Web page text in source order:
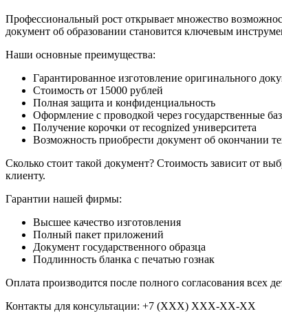
Профессиональный рост открывает множество
документ об образовании становится ключевым
Наши основные преимущества:
Гарантированное изготовление оригинального
Стоимость от 15000 рублей
Полная защита и конфиденциальность
Оформление с проводкой через государственные
Получение корочки от recognized университета
Возможность приобрести документ об окончании
Сколько стоит такой документ? Стоимость зависит от
клиенту.
Гарантии нашей фирмы:
Высшее качество изготовления
Полный пакет приложений
Документ государственного образца
Подлинность бланка с печатью гознак
Оплата производится после полного согласования всех
Контакты для консультации: +7 (ХХХ) ХХХ-ХХ-ХХ